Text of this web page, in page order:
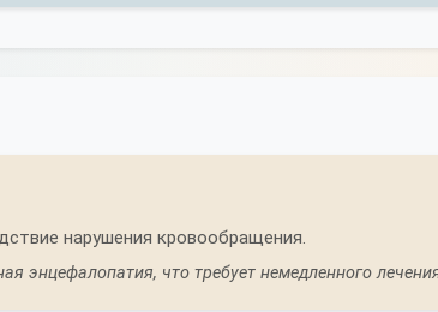
нарушения кровообращения.
энцефалопатия, что требует немедленного